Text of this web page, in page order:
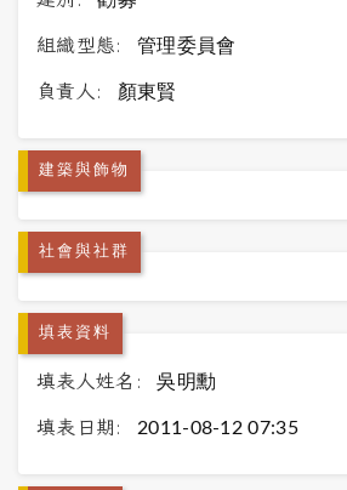
組織型態: 管理委員會
負責人: 顏東賢
建築與飾物
社會與社群
填表資料
填表人姓名: 吳明勳
填表日期: 2011-08-12 07:35